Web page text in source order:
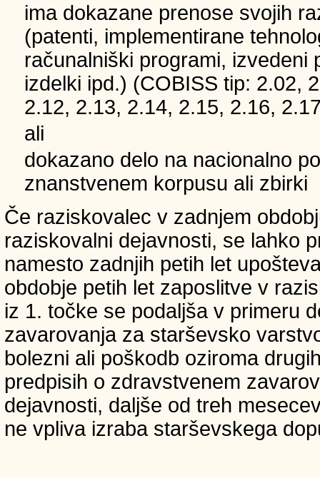
ima dokazane prenose svojih
(patenti, implementirane
računalniški programi, izvedeni
izdelki ipd.) (COBISS tip: 2.02,
2.12, 2.13, 2.14, 2.15, 2.16,
ali
dokazano delo na nacionalno
znanstvenem korpusu ali zbirki
Če raziskovalec v zadnjem
raziskovalni dejavnosti, se lahko
namesto zadnjih petih let
obdobje petih let zaposlitve v
iz 1. točke se podaljša v primeru
zavarovanja za starševsko
bolezni ali poškodb oziroma
predpisih o zdravstvenem
dejavnosti, daljše od treh
ne vpliva izraba starševskega